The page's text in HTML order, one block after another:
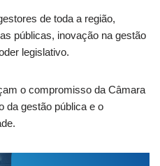
de toda a região,
públicas, inovação na gestão
legislativo.
o compromisso da Câmara
da gestão pública e o